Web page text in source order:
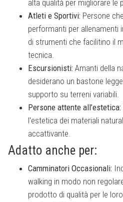
alta qualità per migliorare le
Atleti e Sportivi: Persone
performanti per allenamenti
di strumenti che facilitino il
tecnica.
Escursionisti: Amanti della
desiderano un bastone
supporto su terreni variabili.
Persone attente all’estetica:
l'estetica dei materiali
accattivante.
Adatto anche per:
Camminatori Occasionali:
walking in modo non
prodotto di qualità per le